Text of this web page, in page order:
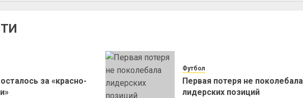
за «красно-
Футбол
Первая потеря не поколебала
лидерских позиций